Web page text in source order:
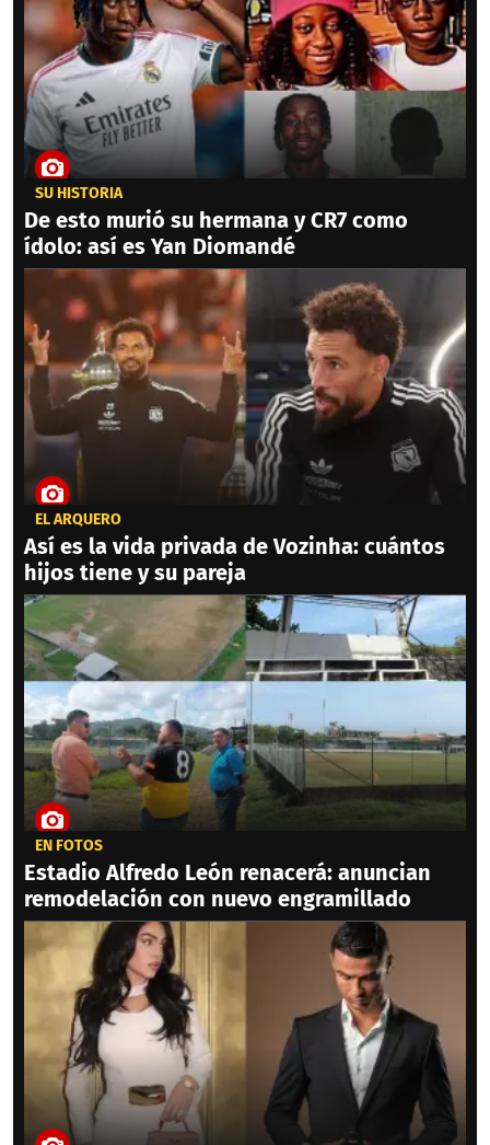
SU HISTORIA
De esto murió su hermana y CR7 como
ídolo: así es Yan Diomandé
EL ARQUERO
Así es la vida privada de Vozinha: cuántos
hijos tiene y su pareja
EN FOTOS
Estadio Alfredo León renacerá: anuncian
remodelación con nuevo engramillado